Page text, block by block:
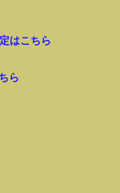
はこちら
ら